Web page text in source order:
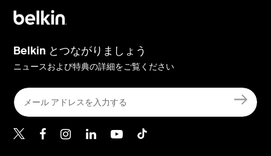
Belkin とつながりましょう
ニュースおよび特典の詳細をご覧ください
Belkin Twitter
Belkin Facebook
Belkin Instagram
Belkin LinkedIn
Belkin Youtube
Belkin TikTok